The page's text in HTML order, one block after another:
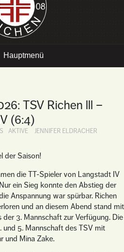
Hauptmenü
TSV Richen lll –
(6:4)
AKTIVE JENNIFER ELDRACHER
der Saison!
die TT-Spieler von Langstadt IV
ein Sieg konnte den Abstieg der
Anspannung war spürbar. Richen
und an diesem Abend stand mit
der 3. Mannschaft zur Verfügung. Die
5. Mannschaft des TSV mit
und Mina Zake.